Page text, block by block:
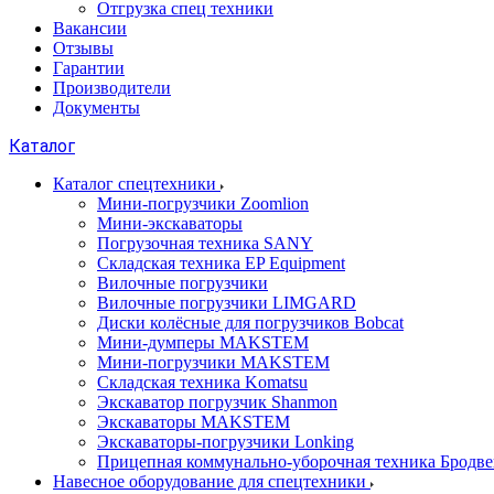
Отгрузка спец техники
Вакансии
Отзывы
Гарантии
Производители
Документы
Каталог
Каталог спецтехники
Мини-погрузчики Zoomlion
Мини-экскаваторы
Погрузочная техника SANY
Складская техника EP Equipment
Вилочные погрузчики
Вилочные погрузчики LIMGARD
Диски колёсные для погрузчиков Bobcat
Мини-думперы MAKSTEM
Мини-погрузчики MAKSTEM
Складская техника Komatsu
Экскаватор погрузчик Shanmon
Экскаваторы MAKSTEM
Экскаваторы-погрузчики Lonking
Прицепная коммунально-уборочная техника
Навесное оборудование для спецтехники